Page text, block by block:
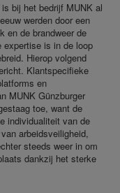
bij het bedrijf MUNK al
werden door een
en de brandweer de
expertise is in de loop
Hierop volgend
Klantspecifieke
en
MUNK Günzburger
toe, want de
individualiteit van de
arbeidsveiligheid,
steeds weer in om
dankzij het sterke